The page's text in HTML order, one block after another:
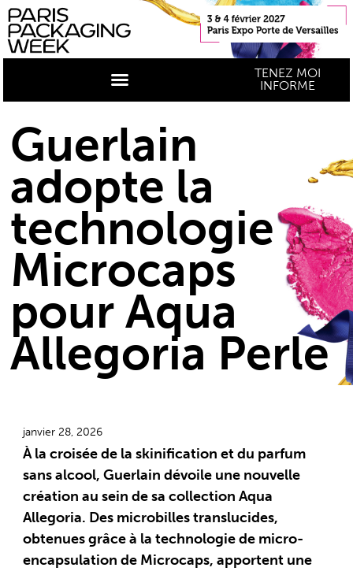
TENEZ MOI
INFORME
Guerlain
adopte la
technologie
Microcaps
pour Aqua
Allegoria Perle
janvier 28, 2026
À la croisée de la skinification et du parfum
sans alcool, Guerlain dévoile une nouvelle
création au sein de sa collection Aqua
Allegoria. Des microbilles translucides,
obtenues grâce à la technologie de micro-
encapsulation de Microcaps, apportent une